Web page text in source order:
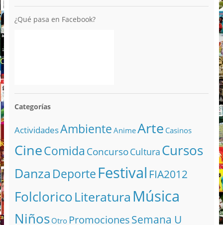
¿Qué pasa en Facebook?
Categorías
ActividadesAmbiente AnimeArte Casinos
CineComida ConcursoCultura Cursos
Danza DeporteFestival FIA2012
FolcloricoLiteratura Música
Niños Otro PromocionesSemana U